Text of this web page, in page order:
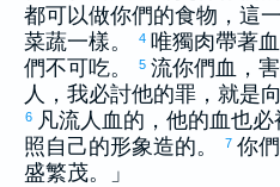
都可以做你們的食物，這
菜蔬一樣。
4 唯獨肉帶著
們不可吃。
5 流你們血，
人，我必討他的罪，就是
6 凡流人血的，他的血也
照自己的形象造的。
7 你
盛繁茂。」